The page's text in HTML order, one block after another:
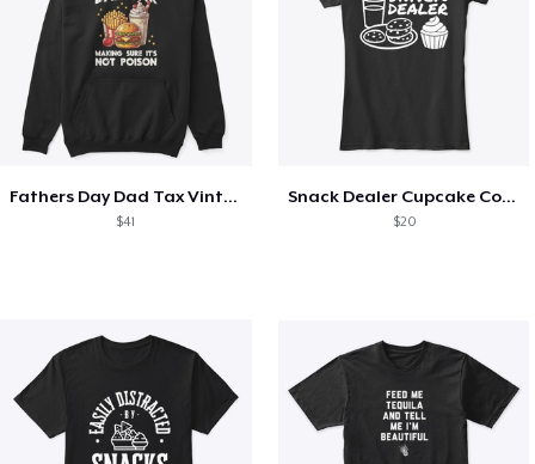
Fathers Day Dad Tax Vintage Papa T-Shirt
$41
Snack Dealer Cupcake Cookie and Milk
$20